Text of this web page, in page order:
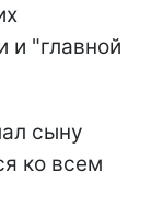
и "главной
сыну
ко всем